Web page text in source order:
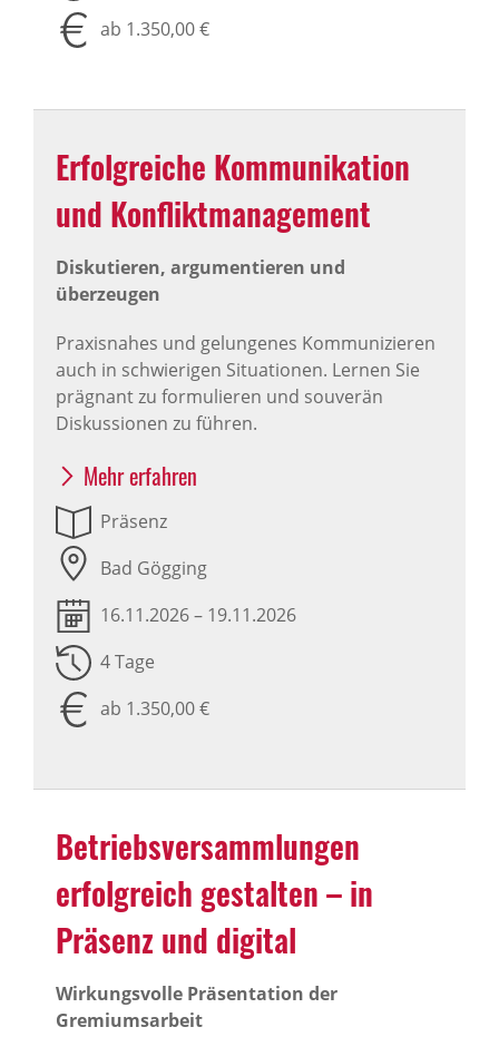
ab 1.350,00 €
Erfolg­reiche Kommu­ni­ka­tion
und Konflikt­ma­nage­ment
Diskutieren, argumentieren und
überzeugen
Praxisnahes und gelungenes Kommunizieren
auch in schwierigen Situationen. Lernen Sie
prägnant zu formulieren und souverän
Diskussionen zu führen.
Mehr erfahren
Präsenz
Bad Gögging
16.11.2026 – 19.11.2026
4 Tage
ab 1.350,00 €
Betriebs­ver­samm­lungen
erfolg­reich gestalten – in
Präsenz und digital
Wirkungsvolle Präsentation der
Gremiumsarbeit